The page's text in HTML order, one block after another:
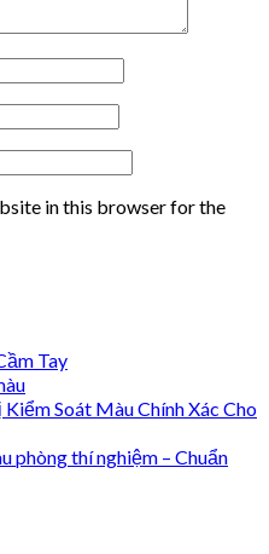
in this browser for the
Tay
Soát Màu Chính Xác Cho
phòng thí nghiệm – Chuẩn